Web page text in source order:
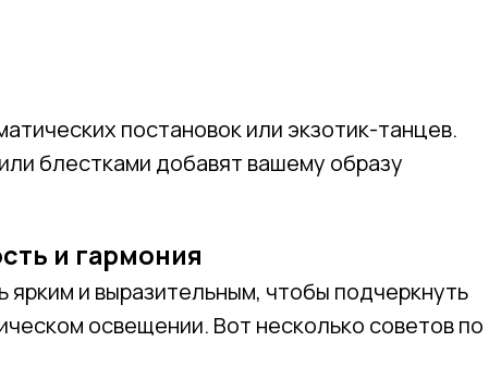
Телефон
Нажимая на кнопку, вы даете согласие на обработку своих
постановок или экзотик-танцев.
блестками добавят вашему образу
и гармония
и выразительным, чтобы подчеркнуть
освещении. Вот несколько советов по